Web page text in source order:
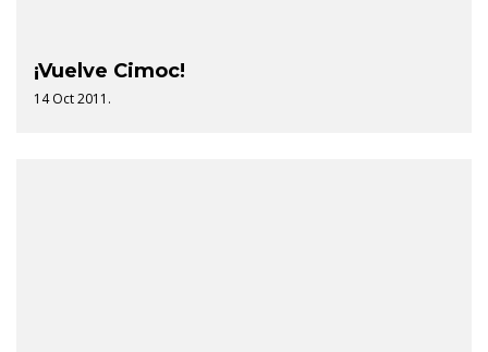
¡Vuelve Cimoc!
14 Oct 2011.